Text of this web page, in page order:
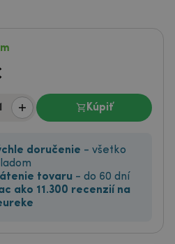
Kúpiť
doručenie - všetko
tovaru - do 60 dní
ako 11.300 recenzií na